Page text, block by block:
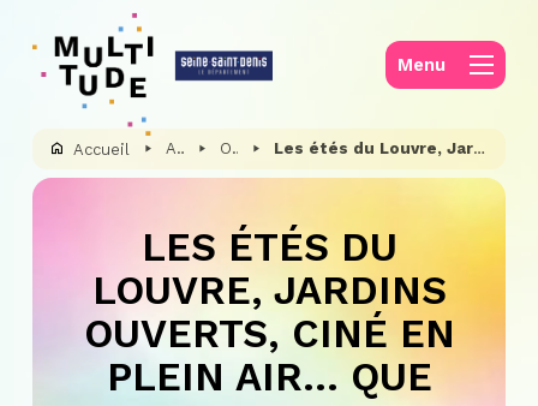
Menu
Accueil Actualités On parle de nous Les étés du Louvre, Jardins ouverts, ciné en plein air… Que faire en juillet et en août ? 10 idées partout en France,
LES ÉTÉS DU
LOUVRE, JARDINS
OUVERTS, CINÉ EN
PLEIN AIR… QUE
Panneau de gestion des cookies